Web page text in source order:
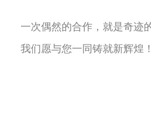
一次偶然的合作，就是奇迹
我们愿与您一同铸就新辉煌！